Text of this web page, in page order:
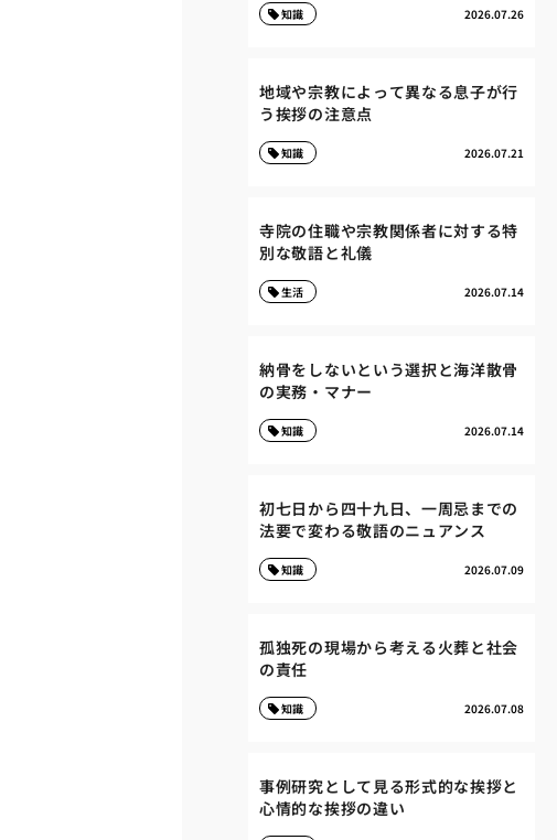
2026.07.26
知識
地域や宗教によって異なる息子が行
う挨拶の注意点
2026.07.21
知識
寺院の住職や宗教関係者に対する特
別な敬語と礼儀
2026.07.14
生活
納骨をしないという選択と海洋散骨
の実務・マナー
2026.07.14
知識
初七日から四十九日、一周忌までの
法要で変わる敬語のニュアンス
2026.07.09
知識
孤独死の現場から考える火葬と社会
の責任
2026.07.08
知識
事例研究として見る形式的な挨拶と
心情的な挨拶の違い